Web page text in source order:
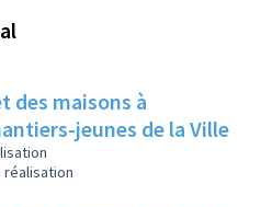
des maisons à
jeunes de la Ville